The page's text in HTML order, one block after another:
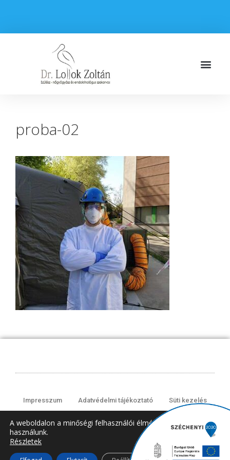
proba-02
Impresszum Adatvédelmi tájékoztató Süti kezelés
© 2008-2024 All rights Reserved.
A weboldalon a minőségi felhasználói élmény érdekében sütiket
használunk.
Részletek